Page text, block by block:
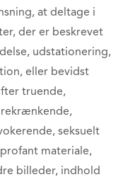
at deltage i
der er beskrevet
udstationering,
eller bevidst
truende,
seksuelt
materiale,
billeder, indhold